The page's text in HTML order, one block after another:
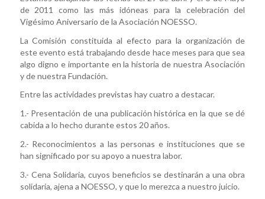
de 2011 como las más idóneas para la celebración del
Vigésimo Aniversario de la Asociación NOESSO.
La Comisión constituida al efecto para la organización de
este evento está trabajando desde hace meses para que sea
algo digno e importante en la historia de nuestra Asociación
y de nuestra Fundación.
Entre las actividades previstas hay cuatro a destacar.
1.- Presentación de una publicación histórica en la que se dé
cabida a lo hecho durante estos 20 años.
2.- Reconocimientos a las personas e instituciones que se
han significado por su apoyo a nuestra labor.
3.- Cena Solidaria, cuyos beneficios se destinarán a una obra
solidaria, ajena a NOESSO, y que lo merezca a nuestro juicio.